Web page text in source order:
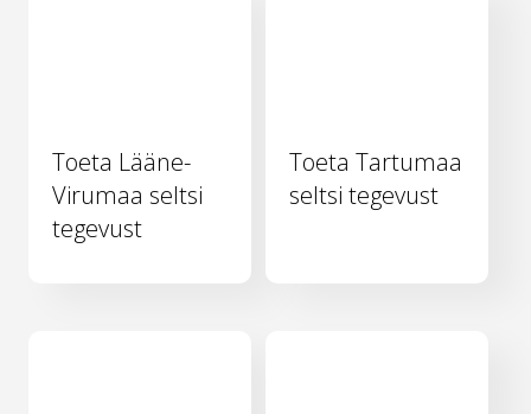
Toeta Lääne-
Virumaa seltsi
tegevust
Toeta Tartumaa
seltsi tegevust